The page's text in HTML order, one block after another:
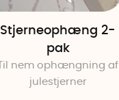
Stjerneophæng 2-
pak
Til nem ophængning af
julestjerner